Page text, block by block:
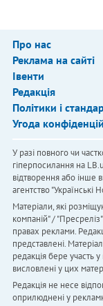
Про нас
Реклама на сайті
Івенти
Редакція
Політики і
Угода
У разі повного чи
гіперпосилання на
відтворення або інше
агентство "Українськi
Матеріали, які
компаній" /
правах реклами.
представлені.
редакція бере участь
висловлені у цих
Редакція не несе
оприлюднені у